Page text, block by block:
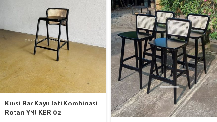
Kursi Bar Kayu Jati Kombinasi
Rotan YMJ KBR 02